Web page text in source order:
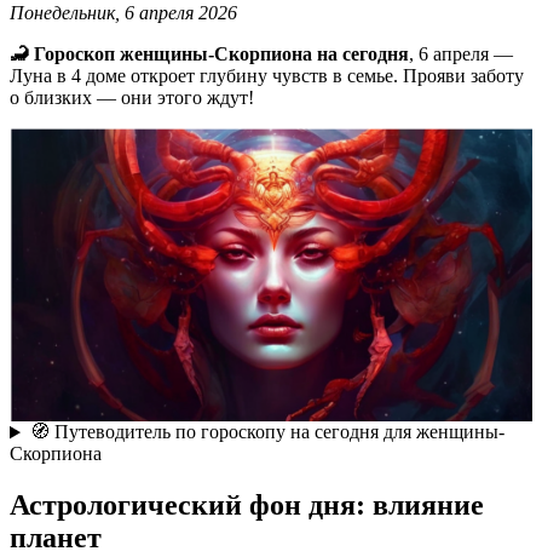
Понедельник, 6 апреля 2026
🦂 Гороскоп женщины-Скорпиона на сегодня, 6 апреля —
Луна в 4 доме откроет глубину чувств в семье. Прояви заботу
о близких — они этого ждут!
🧭 Путеводитель по гороскопу на сегодня для женщины-
Скорпиона
Астрологический фон дня: влияние
планет